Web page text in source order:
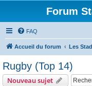
Forum
FAQ
Accueil du forum Les
Rugby (Top 14)
Nouveau sujet